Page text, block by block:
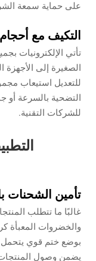
على حماية سمعة
التكيف مع
تأتي الإلكترونيات
الصغيرة إلى الأجهزة
للتعديل استيعاب
التضحية بالسرعة أو
للشركات التقنية.
تأمين الشحنات
غالبًا ما تتطلب
والخضروات المعبأة
بوضع ختم قوي يتحمل
يضمن وصول